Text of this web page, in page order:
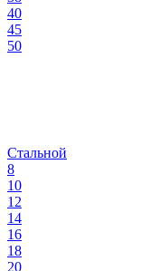
40
45
50
Стальной
8
10
12
14
16
18
20